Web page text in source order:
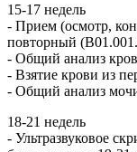
15-17 недель
- Прием (осмотр,
повторный
- Общий анализ
- Взятие крови из
- Общий анализ
18-21 недель
- Ультразвуковое